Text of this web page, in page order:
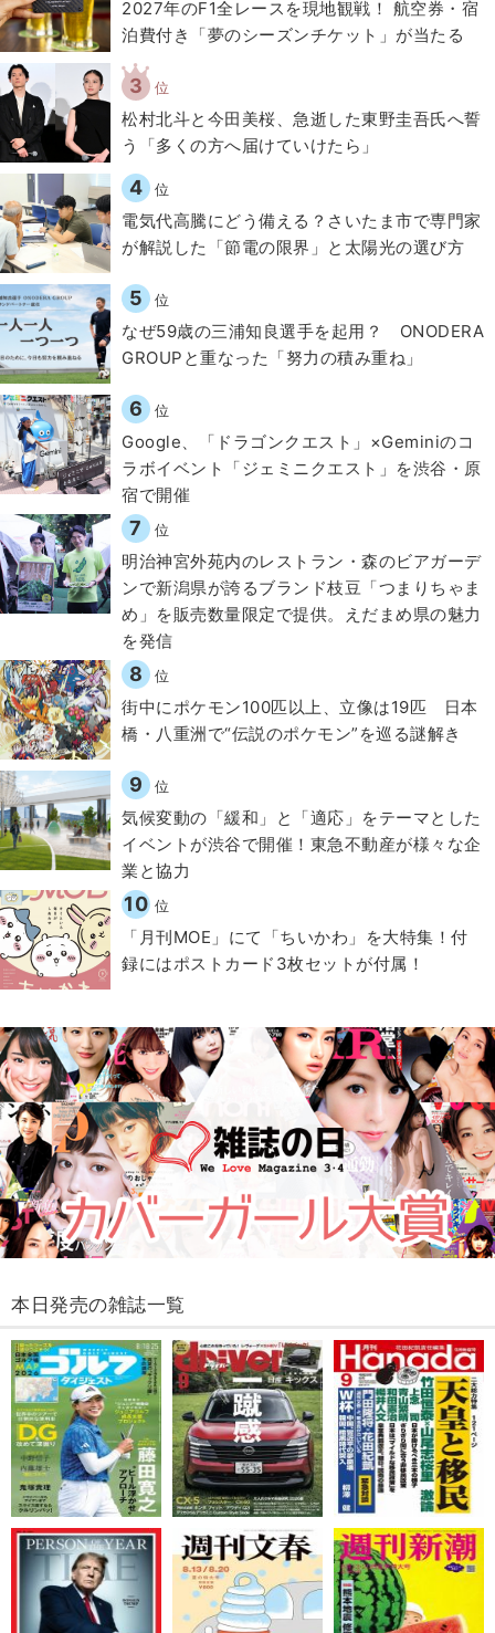
2027年のF1全レースを現地観戦！ 航空券・宿
泊費付き「夢のシーズンチケット」が当たる
3 位
松村北斗と今田美桜、急逝した東野圭吾氏へ誓
う「多くの方へ届けていけたら」
4 位
電気代高騰にどう備える？さいたま市で専門家
が解説した「節電の限界」と太陽光の選び方
5 位
なぜ59歳の三浦知良選手を起用？ ONODERA
GROUPと重なった「努力の積み重ね」
6 位
Google、「ドラゴンクエスト」×Geminiのコ
ラボイベント「ジェミニクエスト」を渋谷・原
宿で開催
7 位
明治神宮外苑内のレストラン・森のビアガーデ
ンで新潟県が誇るブランド枝豆「つまりちゃま
め」を販売数量限定で提供。えだまめ県の魅力
を発信
8 位
街中にポケモン100匹以上、立像は19匹 日本
橋・八重洲で“伝説のポケモン”を巡る謎解き
9 位
気候変動の「緩和」と「適応」をテーマとした
イベントが渋谷で開催！東急不動産が様々な企
業と協力
10 位
「月刊MOE」にて「ちいかわ」を大特集！付
録にはポストカード3枚セットが付属！
本日発売の雑誌一覧